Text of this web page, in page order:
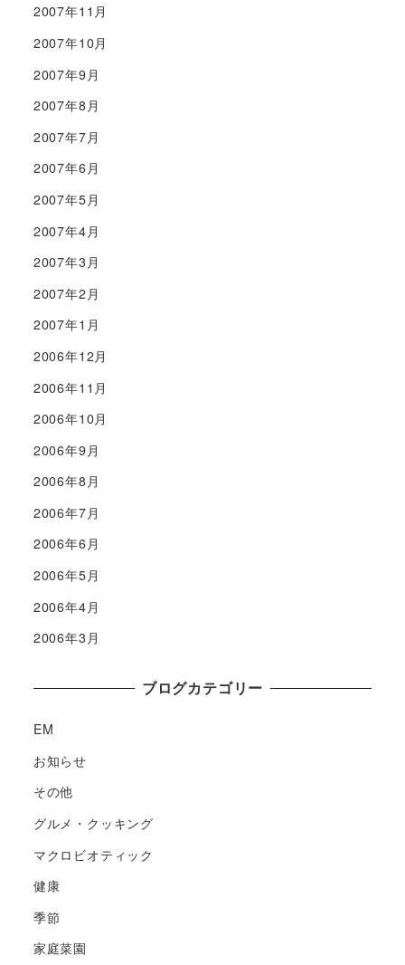
2007年11月
2007年10月
2007年9月
2007年8月
2007年7月
2007年6月
2007年5月
2007年4月
2007年3月
2007年2月
2007年1月
2006年12月
2006年11月
2006年10月
2006年9月
2006年8月
2006年7月
2006年6月
2006年5月
2006年4月
2006年3月
ブログカテゴリー
EM
お知らせ
その他
グルメ・クッキング
マクロビオティック
健康
季節
家庭菜園